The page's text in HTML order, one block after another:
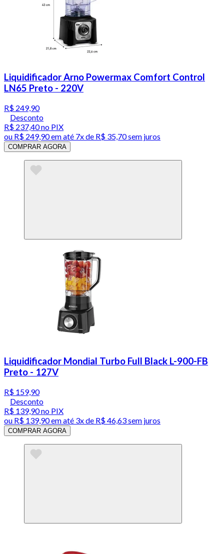
Liquidificador Arno Powermax Comfort Control
LN65 Preto - 220V
R$ 249,90
Desconto
R$ 237,40no PIX
ou R$ 249,90em até 7x de R$ 35,70 sem juros
COMPRAR AGORA
Liquidificador Mondial Turbo Full Black L-900-FB
Preto - 127V
R$ 159,90
Desconto
R$ 139,90no PIX
ou R$ 139,90em até 3x de R$ 46,63 sem juros
COMPRAR AGORA